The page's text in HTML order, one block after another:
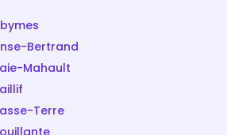
Bertrand
Mahault
Terre